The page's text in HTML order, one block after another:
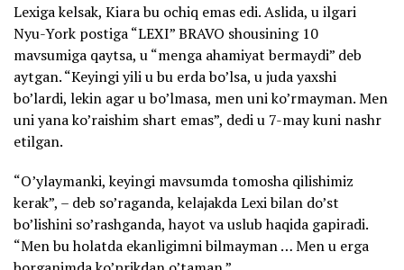
Lexiga kelsak, Kiara bu ochiq emas edi. Aslida, u ilgari
Nyu-York postiga “LEXI” BRAVO shousining 10
mavsumiga qaytsa, u “menga ahamiyat bermaydi” deb
aytgan. “Keyingi yili u bu erda bo’lsa, u juda yaxshi
bo’lardi, lekin agar u bo’lmasa, men uni ko’rmayman. Men
uni yana ko’raishim shart emas”, dedi u 7-may kuni nashr
etilgan.
“O’ylaymanki, keyingi mavsumda tomosha qilishimiz
kerak”, – deb so’raganda, kelajakda Lexi bilan do’st
bo’lishini so’rashganda, hayot va uslub haqida gapiradi.
“Men bu holatda ekanligimni bilmayman … Men u erga